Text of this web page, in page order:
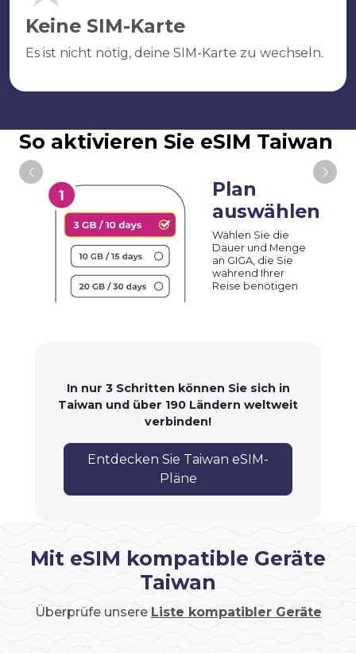
Keine SIM-Karte
Es ist nicht nötig, deine SIM-Karte zu wechseln.
So aktivieren Sie eSIM Taiwan
Plan
auswählen
Wählen Sie die
Dauer und Menge
an GIGA, die Sie
während Ihrer
Reise benötigen
In nur 3 Schritten können Sie sich in
Taiwan und über 190 Ländern weltweit
verbinden!
Entdecken Sie Taiwan eSIM-
Pläne
Mit eSIM kompatible Geräte
Taiwan
Überprüfe unsere Liste kompatibler Geräte